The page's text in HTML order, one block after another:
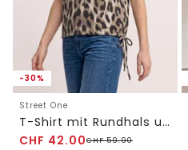
-30%
Street One
T-Shirt mit Rundhals und Tunnelzug
CHF 42.00CHF59.90